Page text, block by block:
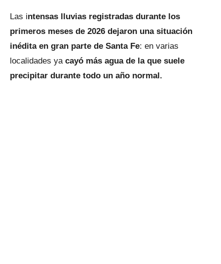
Las intensas lluvias registradas durante los
primeros meses de 2026 dejaron una situación
inédita en gran parte de Santa Fe: en varias
localidades ya cayó más agua de la que suele
precipitar durante todo un año normal.